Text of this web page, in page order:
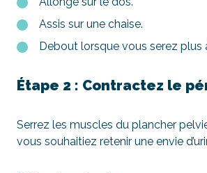
Assis sur une chaise.
Debout lorsque vous serez plus
Étape 2 : Contractez le
Serrez les muscles du plancher
vous souhaitiez retenir une envie